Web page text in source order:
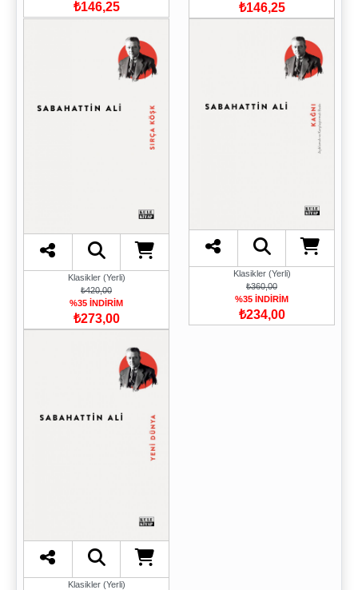
₺146,25 ₺146,25
Klasikler (Yerli)
₺420,00
%35 İNDİRİM
₺273,00
Klasikler (Yerli)
₺360,00
%35 İNDİRİM
₺234,00
Klasikler (Yerli)